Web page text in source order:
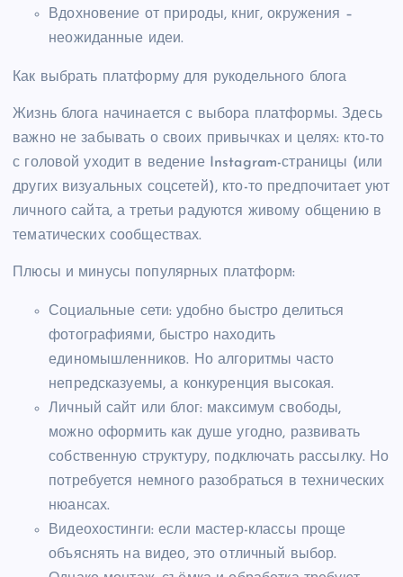
Вдохновение от природы, книг, окружения –
неожиданные идеи.
Как выбрать платформу для рукодельного блога
Жизнь блога начинается с выбора платформы. Здесь
важно не забывать о своих привычках и целях: кто-то
с головой уходит в ведение Instagram-страницы (или
других визуальных соцсетей), кто-то предпочитает уют
личного сайта, а третьи радуются живому общению в
тематических сообществах.
Плюсы и минусы популярных платформ:
Социальные сети: удобно быстро делиться
фотографиями, быстро находить
единомышленников. Но алгоритмы часто
непредсказуемы, а конкуренция высокая.
Личный сайт или блог: максимум свободы,
можно оформить как душе угодно, развивать
собственную структуру, подключать рассылку. Но
потребуется немного разобраться в технических
нюансах.
Видеохостинги: если мастер-классы проще
объяснять на видео, это отличный выбор.